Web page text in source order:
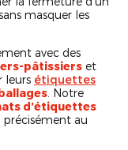
masquer les
avec des
pâtissiers et
leurs étiquettes
. Notre
d’étiquettes
au